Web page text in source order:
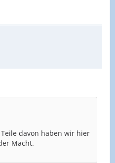
Teile davon haben wir hier
Macht.